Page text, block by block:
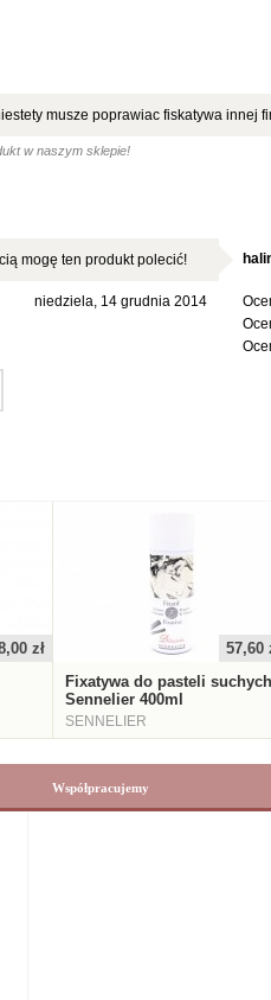
musze poprawiac fiskatywa innej
w naszym sklepie!
mogę ten produkt polecić!
niedziela, 14 grudnia 2014
zł
57,60
Fixatywa do pasteli suchych
Sennelier 400ml
SENNELIER
Współpracujemy